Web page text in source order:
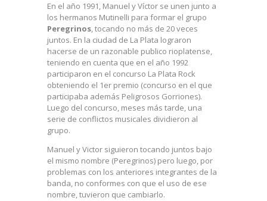
En el año 1991, Manuel y Víctor se unen junto a
los hermanos Mutinelli para formar el grupo
Peregrinos, tocando no más de 20 veces
juntos. En la ciudad de La Plata lograron
hacerse de un razonable publico rioplatense,
teniendo en cuenta que en el año 1992
participaron en el concurso La Plata Rock
obteniendo el 1er premio (concurso en el que
participaba además Peligrosos Gorriones).
Luego del concurso, meses más tarde, una
serie de conflictos musicales dividieron al
grupo.
Manuel y Victor siguieron tocando juntos bajo
el mismo nombre (Peregrinos) pero luego, por
problemas con los anteriores integrantes de la
banda, no conformes con que el uso de ese
nombre, tuvieron que cambiarlo.